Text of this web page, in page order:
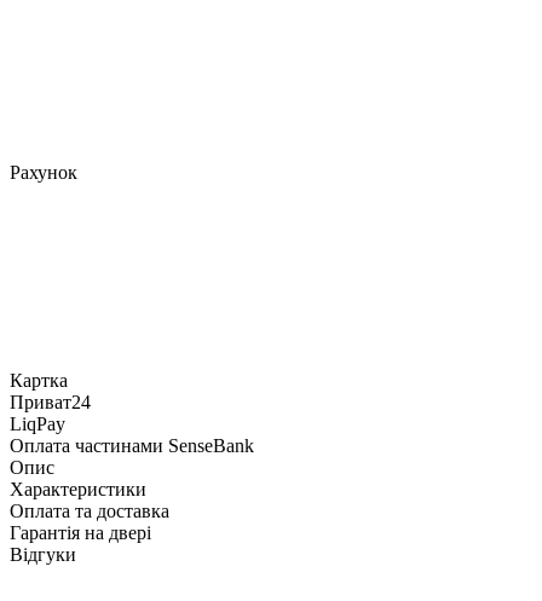
Рахунок
Картка
Приват24
LiqPay
Оплата частинами SenseBank
Опис
Характеристики
Оплата та доставка
Гарантія на двері
Відгуки